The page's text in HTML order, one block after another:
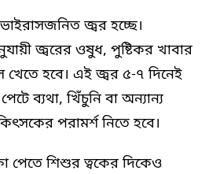
জ্বর হচ্ছে।
জ্বরের ওষুধ, পুষ্টিকর খাবার
খেতে হবে। এই জ্বর ৫-৭ দিনেই
ব্যথা, খিঁচুনি বা অন্যান্য
পরামর্শ নিতে হবে।
পেতে শিশুর ত্বকের দিকেও